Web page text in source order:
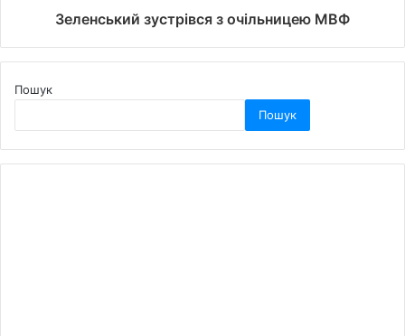
Зеленський зустрівся з очільницею МВФ
Пошук
Пошук